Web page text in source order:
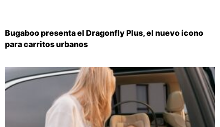
Bugaboo presenta el Dragonfly Plus, el nuevo icono
para carritos urbanos